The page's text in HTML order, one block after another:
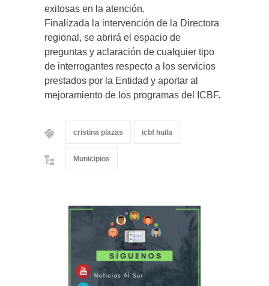
exitosas en la atención.
Finalizada la intervención de la Directora
regional, se abrirá el espacio de
preguntas y aclaración de cualquier tipo
de interrogantes respecto a los servicios
prestados por la Entidad y aportar al
mejoramiento de los programas del ICBF.
cristina plazas icbf huila
Municipios